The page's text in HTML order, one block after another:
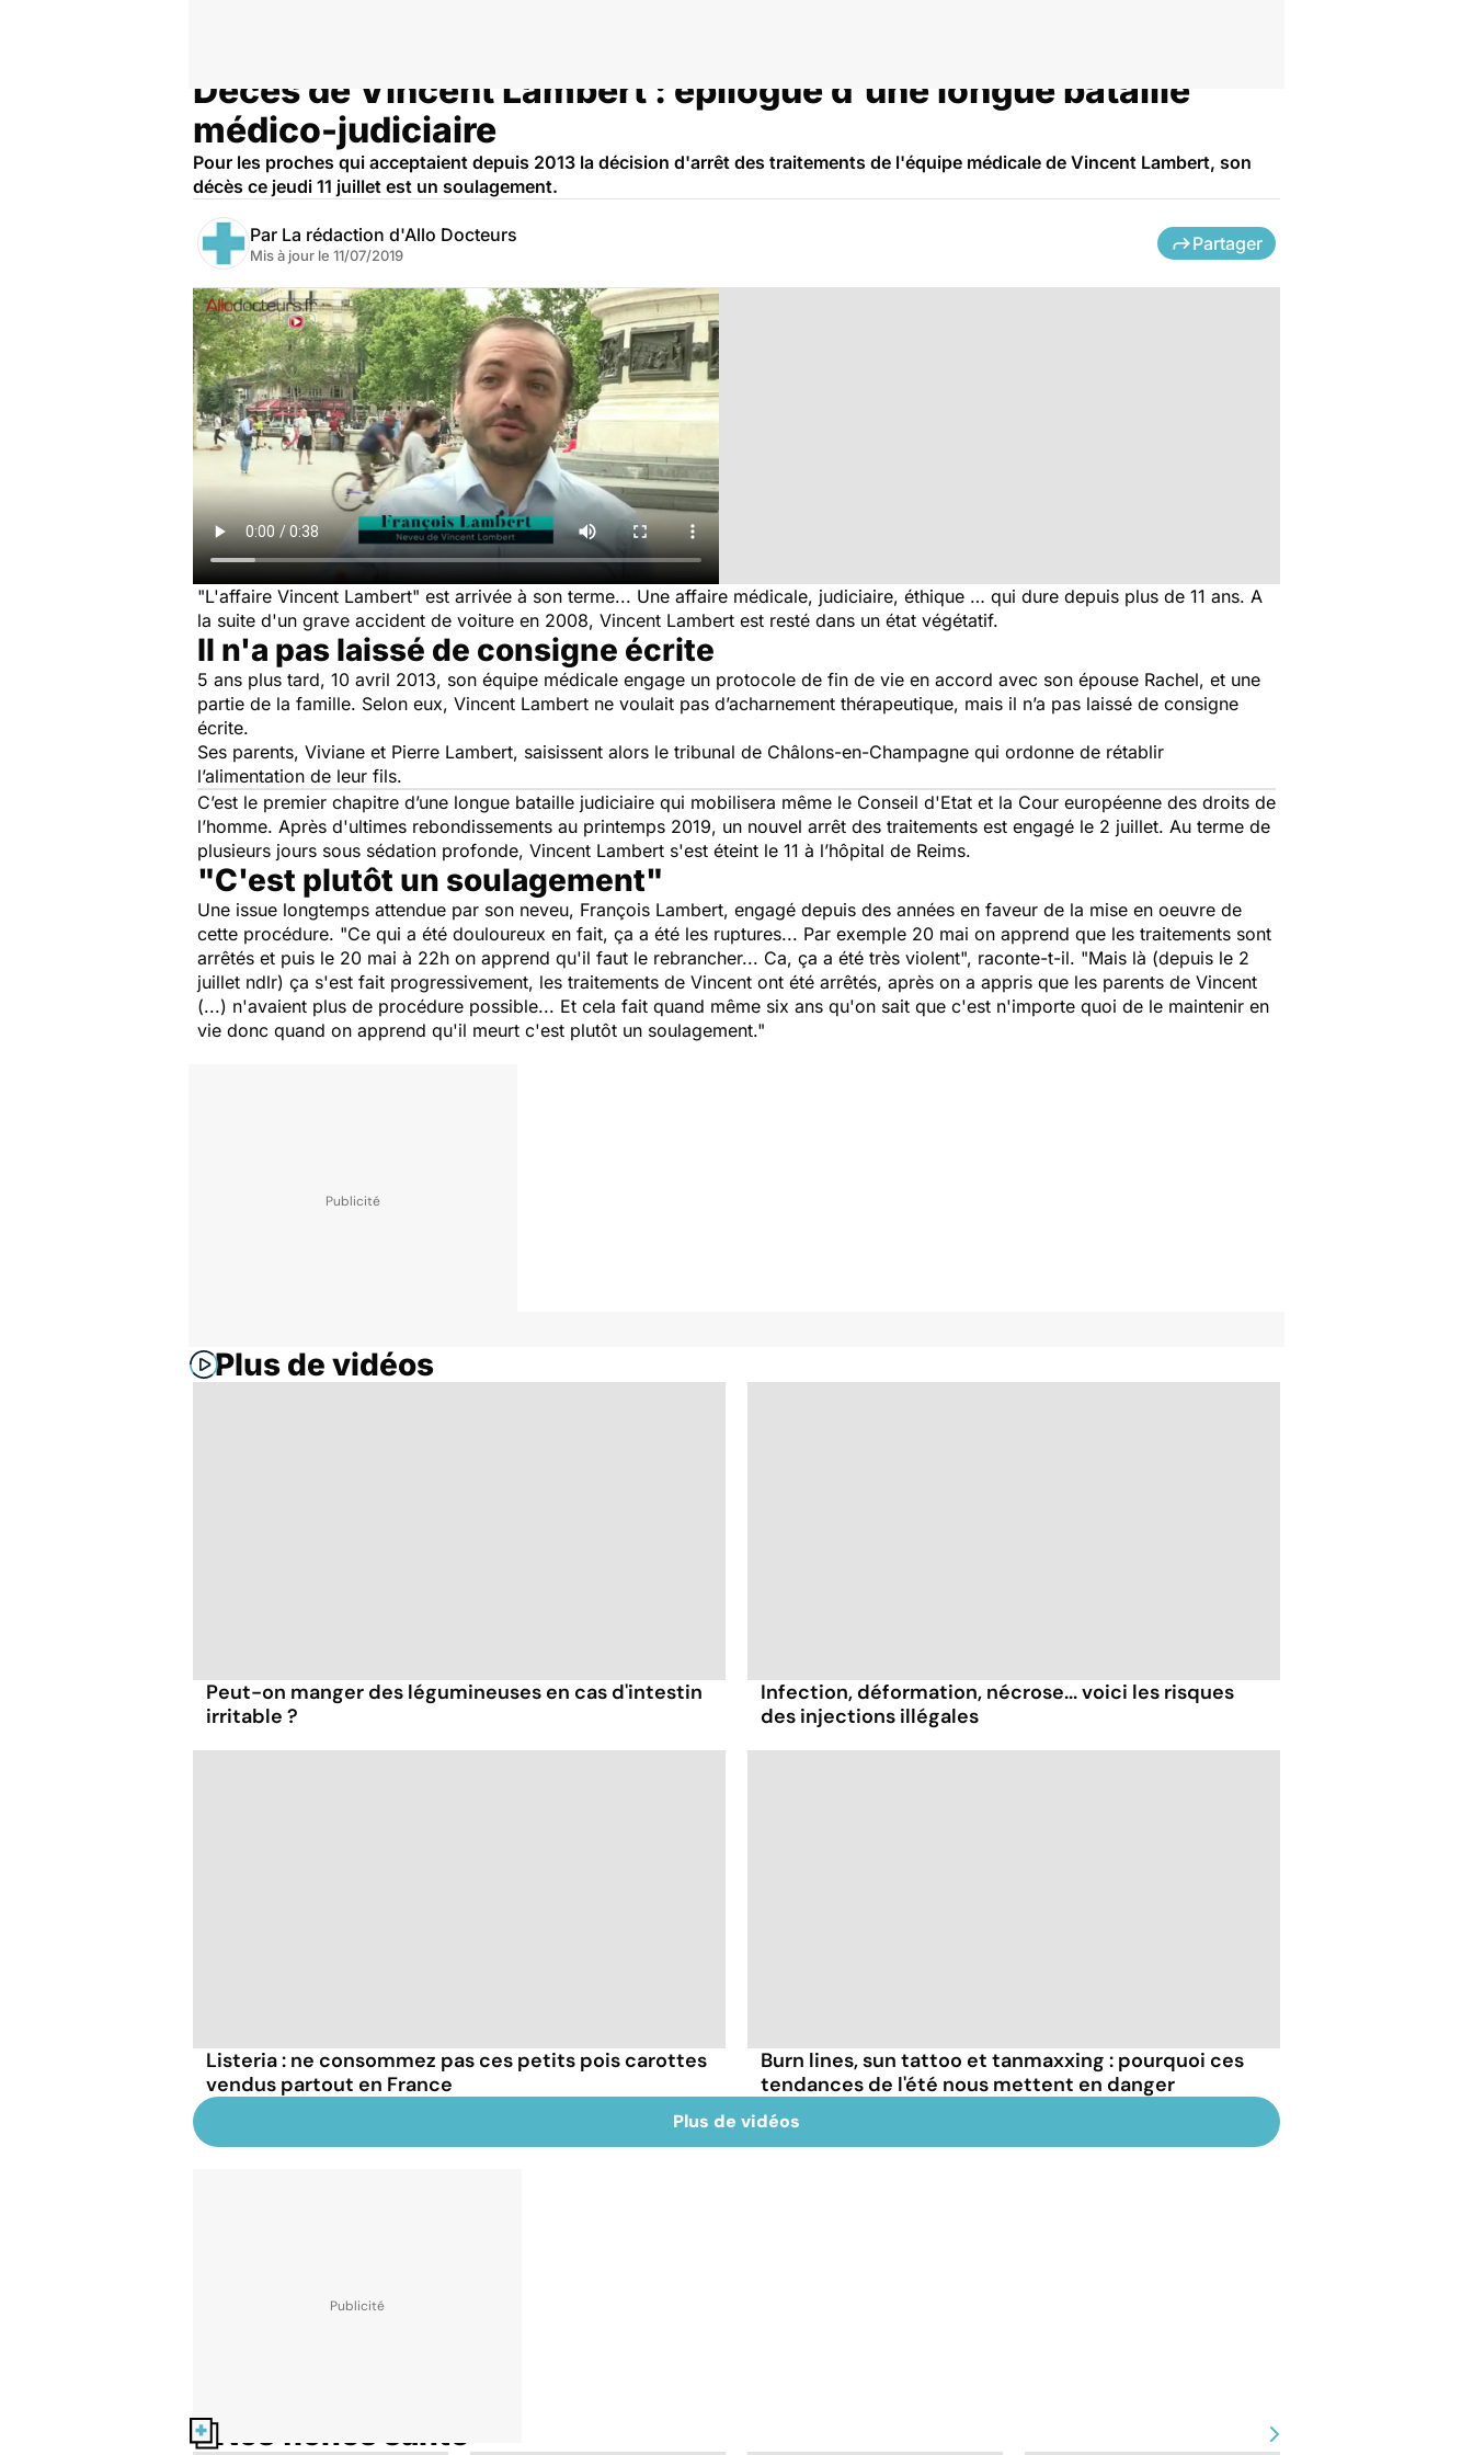
Décès de Vincent Lambert : épilogue d'une longue bataille
médico-judiciaire
Pour les proches qui acceptaient depuis 2013 la décision d'arrêt des traitements de l'équipe médicale de Vincent Lambert, son
décès ce jeudi 11 juillet est un soulagement.
Par La rédaction d'Allo Docteurs
Mis à jour le 11/07/2019
Partager
"L'affaire Vincent Lambert" est arrivée à son terme... Une affaire médicale, judiciaire, éthique … qui dure depuis plus de 11 ans. A
la suite d'un grave accident de voiture en 2008, Vincent Lambert est resté dans un état végétatif.
Il n'a pas laissé de consigne écrite
5 ans plus tard, 10 avril 2013, son équipe médicale engage un protocole de fin de vie en accord avec son épouse Rachel, et une
partie de la famille. Selon eux, Vincent Lambert ne voulait pas d’acharnement thérapeutique, mais il n’a pas laissé de consigne
écrite.
Ses parents, Viviane et Pierre Lambert, saisissent alors le tribunal de Châlons-en-Champagne qui ordonne de rétablir
l’alimentation de leur fils.
C’est le premier chapitre d’une longue bataille judiciaire qui mobilisera même le Conseil d'Etat et la Cour européenne des droits de
l’homme. Après d'ultimes rebondissements au printemps 2019, un nouvel arrêt des traitements est engagé le 2 juillet. Au terme de
plusieurs jours sous sédation profonde, Vincent Lambert s'est éteint le 11 à l’hôpital de Reims.
"C'est plutôt un soulagement"
Une issue longtemps attendue par son neveu, François Lambert, engagé depuis des années en faveur de la mise en oeuvre de
cette procédure. "Ce qui a été douloureux en fait, ça a été les ruptures... Par exemple 20 mai on apprend que les traitements sont
arrêtés et puis le 20 mai à 22h on apprend qu'il faut le rebrancher... Ca, ça a été très violent", raconte-t-il. "Mais là (depuis le 2
juillet ndlr) ça s'est fait progressivement, les traitements de Vincent ont été arrêtés, après on a appris que les parents de Vincent
(...) n'avaient plus de procédure possible... Et cela fait quand même six ans qu'on sait que c'est n'importe quoi de le maintenir en
vie donc quand on apprend qu'il meurt c'est plutôt un soulagement."
Plus de vidéos
Peut-on manger des légumineuses en cas d'intestin
irritable ?
Infection, déformation, nécrose... voici les risques
des injections illégales
Listeria : ne consommez pas ces petits pois carottes
vendus partout en France
Burn lines, sun tattoo et tanmaxxing : pourquoi ces
tendances de l'été nous mettent en danger
Plus de vidéos
Nos fiches santé